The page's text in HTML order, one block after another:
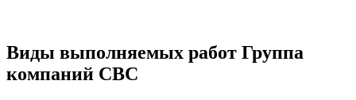
Виды выполняемых работ Группа
компаний СBC